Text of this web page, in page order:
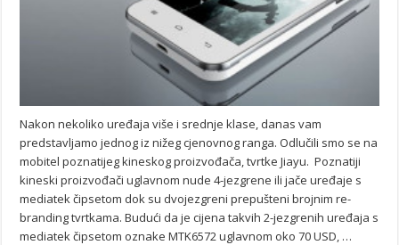
Nakon nekoliko uređaja više i srednje klase, danas vam
predstavljamo jednog iz nižeg cjenovnog ranga. Odlučili smo se na
mobitel poznatijeg kineskog proizvođača, tvrtke Jiayu. Poznatiji
kineski proizvođači uglavnom nude 4-jezgrene ili jače uređaje s
mediatek čipsetom dok su dvojezgreni prepušteni brojnim re-
branding tvrtkama. Budući da je cijena takvih 2-jezgrenih uređaja s
mediatek čipsetom oznake MTK6572 uglavnom oko 70 USD, …